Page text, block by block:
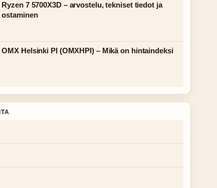
Ryzen 7 5700X3D – arvostelu, tekniset tiedot ja
ostaminen
OMX Helsinki PI (OMXHPI) – Mikä on hintaindeksi